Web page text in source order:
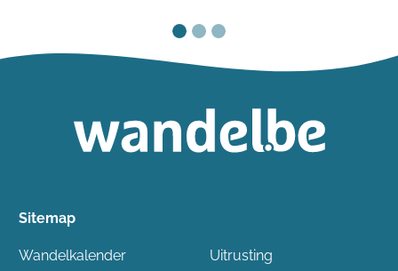
Sitemap
Wandelkalender
Uitrusting